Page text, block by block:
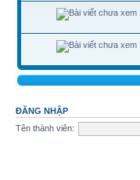
ĐĂNG NHẬP
Tên thành viên: